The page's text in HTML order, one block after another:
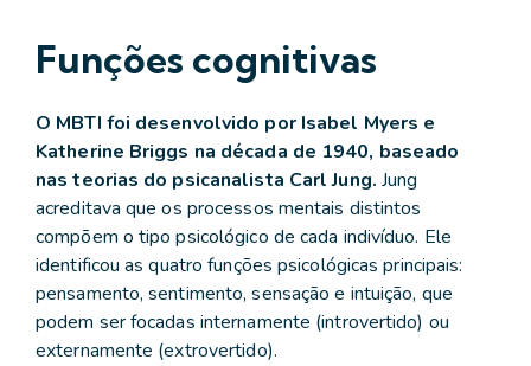
Funções cognitivas
O MBTI foi desenvolvido por Isabel Myers e
Katherine Briggs na década de 1940, baseado
nas teorias do psicanalista Carl Jung. Jung
acreditava que os processos mentais distintos
compõem o tipo psicológico de cada indivíduo. Ele
identificou as quatro funções psicológicas principais:
pensamento, sentimento, sensação e intuição, que
podem ser focadas internamente (introvertido) ou
externamente (extrovertido).